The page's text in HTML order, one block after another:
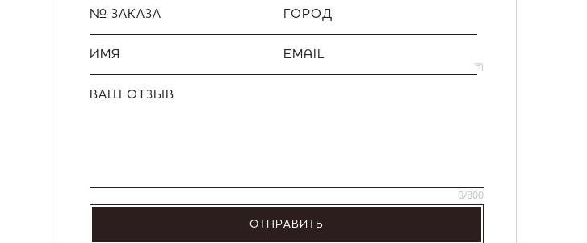
№ ЗАКАЗА ГОРОД
ИМЯ EMAIL
ВАШ ОТЗЫВ
0/800
ОТПРАВИТЬ